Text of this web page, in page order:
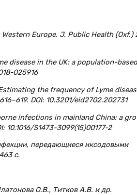
Europe. J. Public Health (Oxf.)
disease in the UK: a population-based
025916
the frequency of Lyme
DOI: 10.3201/eid2702.202731
infections in mainland China: a
10.1016/S1473-3099(15)00177-2
передающиеся иксодовыми
с.
О.В., Титков А.В. и др.